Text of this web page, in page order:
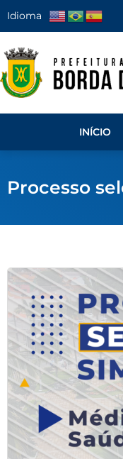
Idioma
INÍCIO
Processo